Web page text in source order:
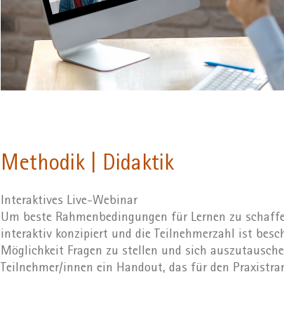
Methodik | Didaktik
Interaktives Live-Webinar
Um beste Rahmenbedingungen für Lernen zu
interaktiv konzipiert und die Teilnehmerzahl ist
Möglichkeit Fragen zu stellen und sich
Teilnehmer/innen ein Handout, das für den